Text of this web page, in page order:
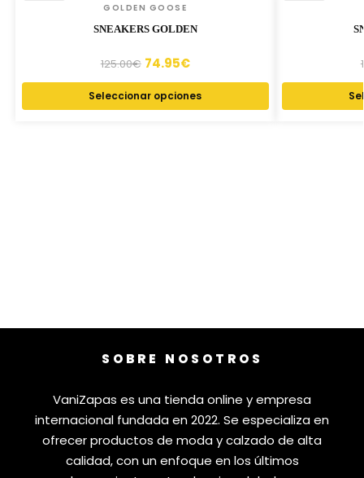
GOLDEN GOOSE
SNEAKERS GOLDEN
125.00€ 74.95€
Seleccionar opciones
SOBRE NOSOTROS
VaniZapas es una tienda online y empresa
internacional fundada en 2022. Se especializa en
ofrecer productos de moda y calzado de alta
calidad, con un enfoque en los últimos